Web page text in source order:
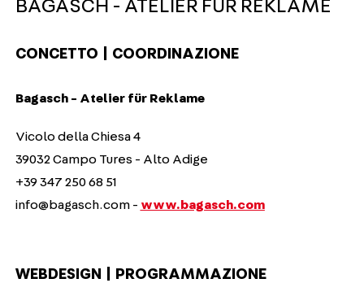
BAGASCH - ATELIER FÜR REKLAME
CONCETTO | COORDINAZIONE
Bagasch - Atelier für Reklame
Vicolo della Chiesa 4
39032 Campo Tures - Alto Adige
+39 347 250 68 51
info@bagasch.com - www.bagasch.com
WEBDESIGN | PROGRAMMAZIONE